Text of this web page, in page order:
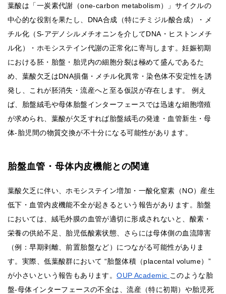
葉酸は「一炭素代謝（one-carbon metabolism）」サイクルの
中心的な役割を果たし、DNA合成（特にチミジル酸合成）・メ
チル化（S-アデノシルメチオニンを介してDNA・ヒストンメチ
ル化）・ホモシステイン代謝の正常化に寄与します。妊娠初期
における胚・胎盤・胎児内の細胞分裂は極めて盛んであるた
め、葉酸欠乏はDNA損傷・メチル化異常・染色体不安定性を誘
発し、これが胚消失・流産へと至る仮説が存在します。 例え
ば、胎盤絨毛や母体胎盤インターフェースでは迅速な細胞増殖
が求められ、葉酸が欠乏すれば胎盤絨毛の発達・血管新生・母
体‐胎児間の物質交換が不十分になる可能性があります。
胎盤血管・母体内皮機能との関連
葉酸欠乏に伴い、ホモシステイン増加・一酸化窒素（NO）産生
低下・血管内皮機能不全が起きるという報告があります。胎盤
においては、絨毛外膜の血管が適切に形成されないと、酸素・
栄養の供給不足、胎児低酸素状態、さらには母体側の血流障害
（例：早期剥離、前置胎盤など）につながる可能性がありま
す。実際、低葉酸群において “胎盤体積（placental volume）”
が小さいという報告もあります。OUP Academic このような胎
盤‐母体インターフェースの不全は、流産（特に初期）や胎児死